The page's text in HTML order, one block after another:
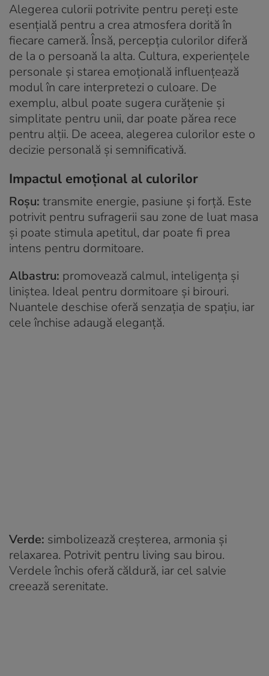
Alegerea culorii potrivite pentru pereți este
esențială pentru a crea atmosfera dorită în
fiecare cameră. Însă, percepția culorilor diferă
de la o persoană la alta. Cultura, experiențele
personale și starea emoțională influențează
modul în care interpretezi o culoare. De
exemplu, albul poate sugera curățenie și
simplitate pentru unii, dar poate părea rece
pentru alții. De aceea, alegerea culorilor este o
decizie personală și semnificativă.
Impactul emoțional al culorilor
Roșu: transmite energie, pasiune și forță. Este
potrivit pentru sufragerii sau zone de luat masa
și poate stimula apetitul, dar poate fi prea
intens pentru dormitoare.
Albastru: promovează calmul, inteligența și
liniștea. Ideal pentru dormitoare și birouri.
Nuantele deschise oferă senzația de spațiu, iar
cele închise adaugă eleganță.
Verde: simbolizează creșterea, armonia și
relaxarea. Potrivit pentru living sau birou.
Verdele închis oferă căldură, iar cel salvie
creează serenitate.